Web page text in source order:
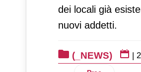
dei locali già
nuovi addetti.
(_NEWS) |